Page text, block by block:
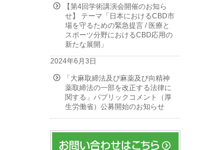
【第4回学術講演会開催のお知ら
せ】 テーマ「日本におけるCBD市
場を守るための緊急提言 / 医療と
スポーツ分野におけるCBD応用の
新たな展開」
2024年6月3日
「大麻取締法及び麻薬及び向精神
薬取締法の一部を改正する法律に
関する」パブリックコメント（厚
生労働省）公募開始のお知らせ